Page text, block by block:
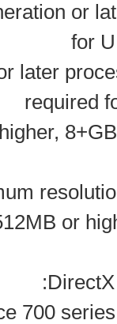
or
for
later
required
or
700